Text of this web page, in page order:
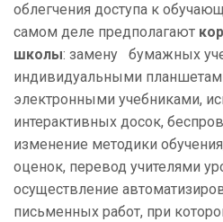
облегчения доступа к
самом деле предполагают
школы: замену бумажных
индивидуальными
электронными учебниками,
интерактивных досок,
изменение методики
оценок, перевод учителями
осуществление
письменных работ, при